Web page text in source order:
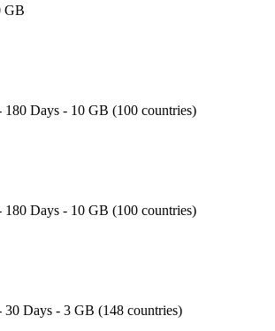
GB
Days - 10 GB (100 countries)
Days - 10 GB (100 countries)
Days - 3 GB (148 countries)